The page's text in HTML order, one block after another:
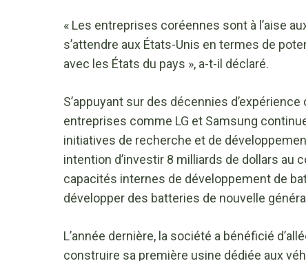
« Les entreprises coréennes sont à l’aise
s’attendre aux États-Unis en termes de
avec les États du pays », a-t-il déclaré.
S’appuyant sur des décennies
entreprises comme LG et Samsung
initiatives de recherche et de
intention d’investir 8 milliards de dollars au
capacités internes de développement de
développer des batteries de nouvelle
L’année dernière, la société a bénéficié
construire sa première usine dédiée aux